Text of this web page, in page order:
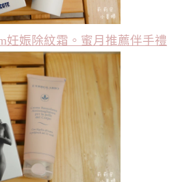
妊娠除紋霜。蜜月推薦伴手禮